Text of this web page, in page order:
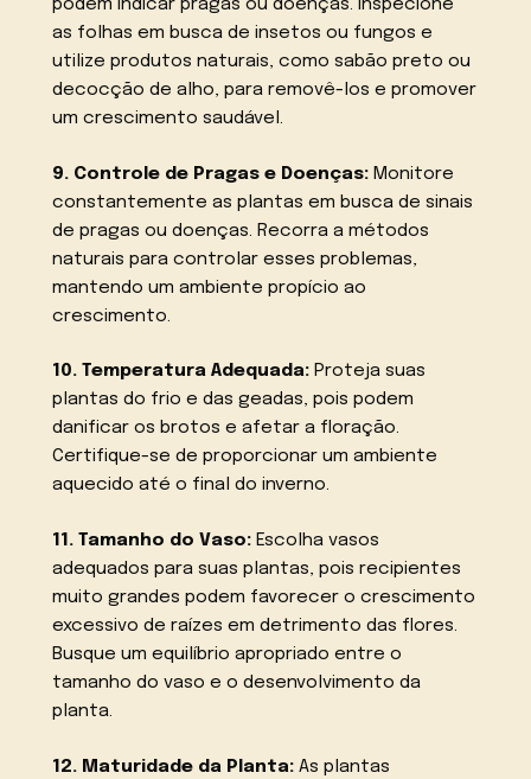
podem indicar pragas ou doenças. Inspecione
as folhas em busca de insetos ou fungos e
utilize produtos naturais, como sabão preto ou
decocção de alho, para removê-los e promover
um crescimento saudável.
9. Controle de Pragas e Doenças: Monitore
constantemente as plantas em busca de sinais
de pragas ou doenças. Recorra a métodos
naturais para controlar esses problemas,
mantendo um ambiente propício ao
crescimento.
10. Temperatura Adequada: Proteja suas
plantas do frio e das geadas, pois podem
danificar os brotos e afetar a floração.
Certifique-se de proporcionar um ambiente
aquecido até o final do inverno.
11. Tamanho do Vaso: Escolha vasos
adequados para suas plantas, pois recipientes
muito grandes podem favorecer o crescimento
excessivo de raízes em detrimento das flores.
Busque um equilíbrio apropriado entre o
tamanho do vaso e o desenvolvimento da
planta.
12. Maturidade da Planta: As plantas